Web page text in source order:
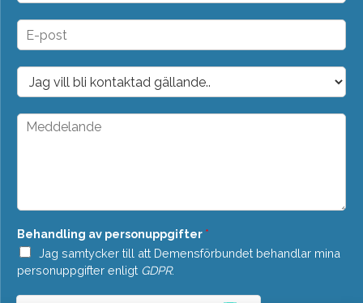
m
n
E
p
o
t
*
D
o
p
M
a
d
e
*
Behandling av personuppgifter *
Jag samtycker till att Demensförbundet behandlar mina
personuppgifter enligt GDPR.